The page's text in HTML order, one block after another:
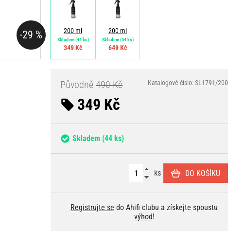
200 ml
Skladem(44 ks)
349 Kč
200 ml
Skladem(54 ks)
649 Kč
Původně 490 Kč
349 Kč
Katalogové číslo: SL1791/200
Skladem (44 ks)
ks DO KOŠÍKU
Registrujte se do Ahifi clubu a získejte spoustu
výhod!
-29 %